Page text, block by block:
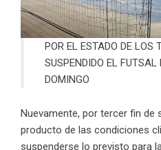
POR EL ESTADO DE LOS
SUSPENDIDO EL
DOMINGO
Nuevamente, por tercer fin de
producto de las condiciones
suspenderse lo previsto para